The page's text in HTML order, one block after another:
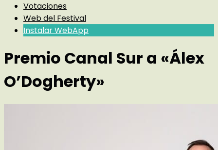
Votaciones
Web del Festival
Instalar WebApp
Premio Canal Sur a «Álex
O’Dogherty»